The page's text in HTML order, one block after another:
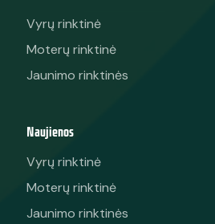
Vyrų rinktinė
Moterų rinktinė
Jaunimo rinktinės
Naujienos
Vyrų rinktinė
Moterų rinktinė
Jaunimo rinktinės